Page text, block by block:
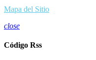
Mapa del Sitio
close
Código Rss